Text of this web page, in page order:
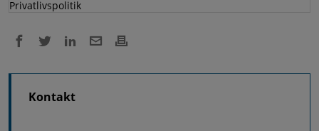
Privatlivspolitik
Kontakt